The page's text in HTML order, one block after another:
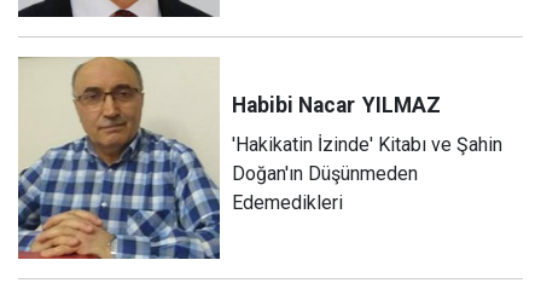
Habibi Nacar YILMAZ
'Hakikatin İzinde' Kitabı ve Şahin
Doğan'ın Düşünmeden
Edemedikleri